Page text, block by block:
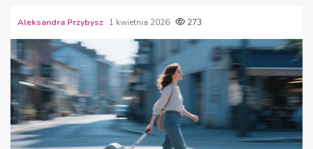
Aleksandra Przybysz 1 kwietnia 2026 273